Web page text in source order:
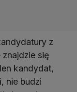
z
się
kandydat,
nie budzi